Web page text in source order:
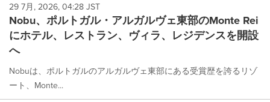
29 7月, 2026, 04:28 JST
Nobu、ポルトガル・アルガルヴェ東部のMonte Rei
にホテル、レストラン、ヴィラ、レジデンスを開設
へ
Nobuは、ポルトガルのアルガルヴェ東部にある受賞歴を誇るリゾ
ート、Monte...